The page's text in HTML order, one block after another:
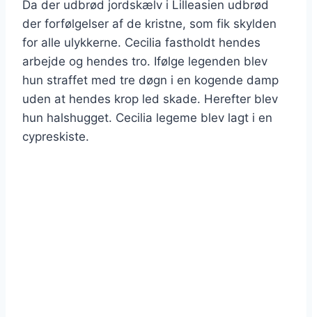
Da der udbrød jordskælv i Lilleasien udbrød
der forfølgelser af de kristne, som fik skylden
for alle ulykkerne. Cecilia fastholdt hendes
arbejde og hendes tro. Ifølge legenden blev
hun straffet med tre døgn i en kogende damp
uden at hendes krop led skade. Herefter blev
hun halshugget. Cecilia legeme blev lagt i en
cypreskiste.